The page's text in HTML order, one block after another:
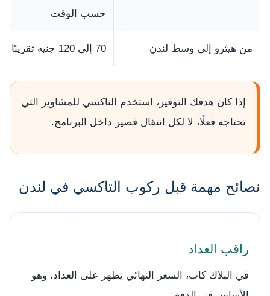
حسب الوقت
من هيثرو إلى وسط لندن 70 إلى 120 جنيه تقريبًا
إذا كان هدفك التوفير، استخدم التاكسي للمشاوير التي
تحتاجه فعلًا، لا لكل انتقال قصير داخل البرنامج.
نصائح مهمة قبل ركوب التاكسي في لندن
راقب العداد
في البلاك كاب، السعر النهائي يظهر على العداد، وهو